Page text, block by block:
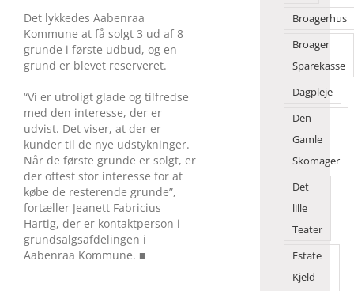
Det lykkedes Aabenraa
Kommune at få solgt 3 ud af 8
grunde i første udbud, og en
grund er blevet reserveret.
“Vi er utroligt glade og tilfredse
med den interesse, der er
udvist. Det viser, at der er
kunder til de nye udstykninger.
Når de første grunde er solgt, er
der oftest stor interesse for at
købe de resterende grunde”,
fortæller Jeanett Fabricius
Hartig, der er kontaktperson i
grundsalgsafdelingen i
Aabenraa Kommune. ■
Broagerhus
Broager
Sparekasse
Dagpleje
Den
Gamle
Skomager
Det
lille
Teater
Estate
Kjeld